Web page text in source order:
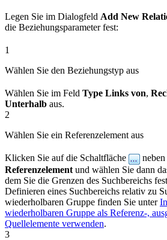
Legen Sie im Dialogfeld Add New
die Beziehungsparameter fest:
1
Wählen Sie den Beziehungstyp aus
Wählen Sie im Feld Type Links von,
Unterhalb aus.
2
Wählen Sie ein Referenzelement aus
Klicken Sie auf die Schaltfläche
Referenzelement und wählen Sie dann
dem Sie die Grenzen des Suchbereichs
Definieren eines Suchbereichs relativ zu
wiederholbaren Gruppe finden Sie unter
wiederholbaren Gruppe als Referenz-,
Quellelemente verwenden.
3